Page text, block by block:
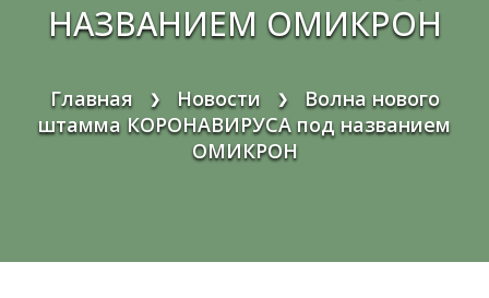
НАЗВАНИЕМ ОМИКРОН
Главная ❯ Новости ❯
Волна нового
штамма КОРОНАВИРУСА под названием
ОМИКРОН